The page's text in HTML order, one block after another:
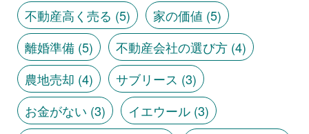
不動産高く売る (5) 家の価値 (5)
離婚準備(5) 不動産会社の選び方(4)
農地売却 (4) サブリース (3)
お金がない (3) イエウール(3)